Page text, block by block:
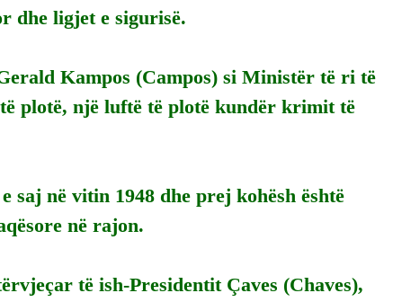
dhe ligjet e sigurisë.
Kampos (Campos) si Ministër të ri të
plotë, një luftë të plotë kundër krimit të
saj në vitin 1948 dhe prej kohësh është
në rajon.
të ish-Presidentit Çaves (Chaves),